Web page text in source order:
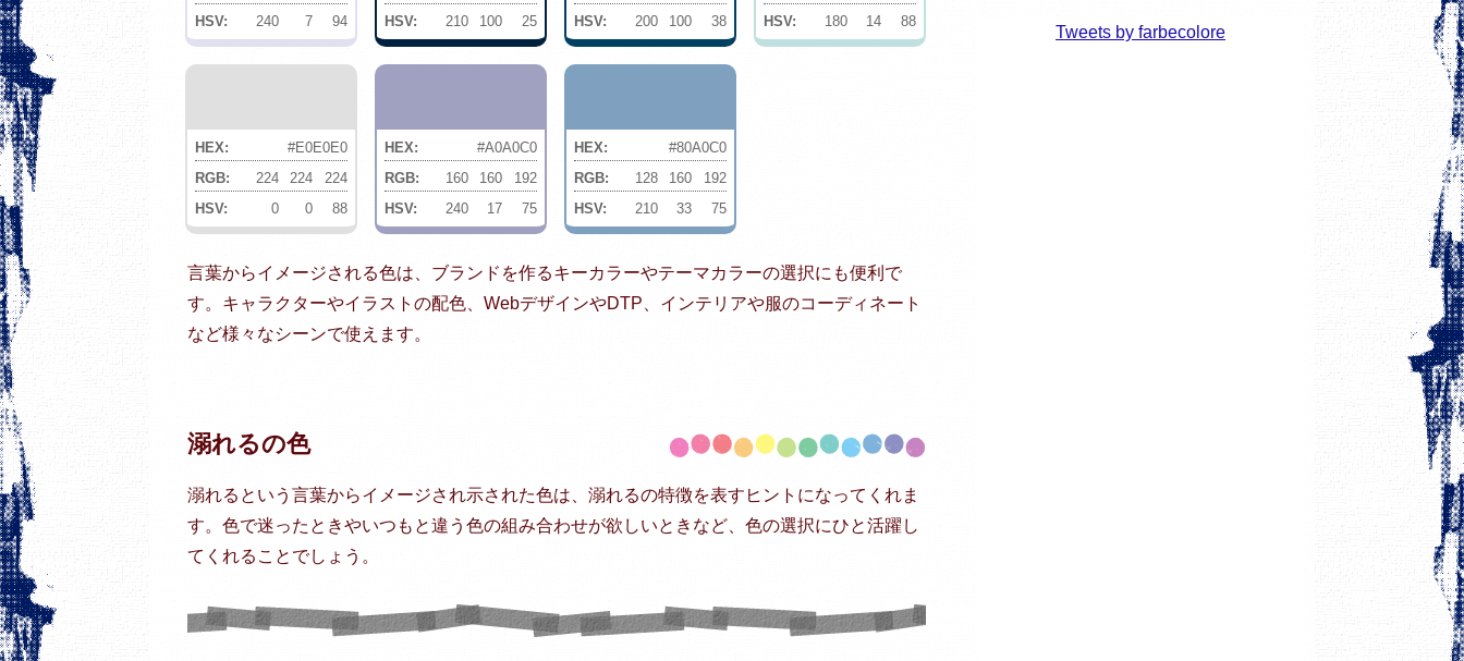
Tweets by farbecolore
HSV:
240 7 94
HSV:
210 100 25
HSV:
200 100 38
HSV:
180 14 88
HEX:
#E0E0E0
RGB:
224 224
224
HSV:
0 0 88
HEX:
#A0A0C0
RGB:
160 160
192
HSV:
240 17 75
HEX:
#80A0C0
RGB:
128 160
192
HSV:
210 33 75
言葉からイメージされる色は、ブランドを作るキーカラーやテーマカラーの選択にも便利で
す。キャラクターやイラストの配色、WebデザインやDTP、インテリアや服のコーディネート
など様々なシーンで使えます。
溺れるの色
溺れるという言葉からイメージされ示された色は、溺れるの特徴を表すヒントになってくれま
す。色で迷ったときやいつもと違う色の組み合わせが欲しいときなど、色の選択にひと活躍し
てくれることでしょう。